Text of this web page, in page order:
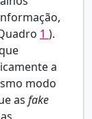
1 ).
a
modo
as fake